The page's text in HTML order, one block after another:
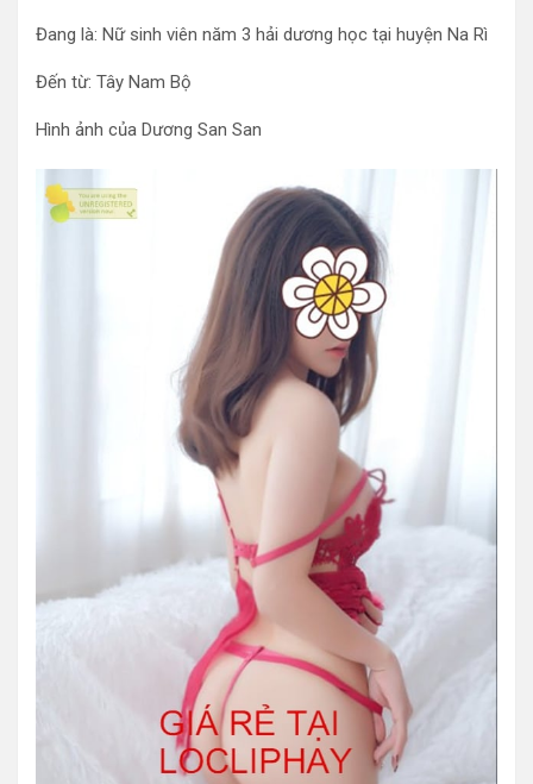
Đang là: Nữ sinh viên năm 3 hải dương học tại huyện Na Rì
Đến từ: Tây Nam Bộ
Hình ảnh của Dương San San